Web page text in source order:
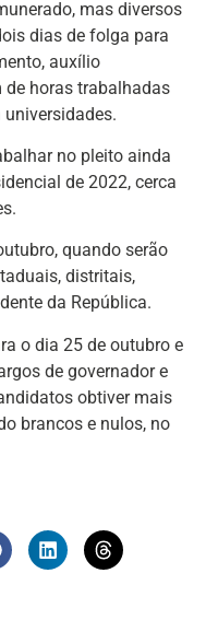
mas diversos
dias de folga para
auxílio
de horas trabalhadas
no pleito ainda
de 2022, cerca
quando serão
distritais,
da República.
o dia 25 de outubro e
de governador e
obtiver mais
brancos e nulos, no